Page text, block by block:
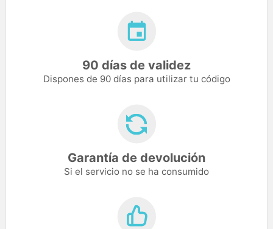
90 días de validez
Dispones de 90 días para utilizar tu código
Garantía de devolución
Si el servicio no se ha consumido